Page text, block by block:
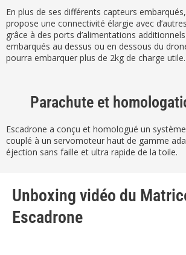
En plus de ses différents capteurs
propose une connectivité élargie avec
grâce à des ports d’alimentations
embarqués au dessus ou en dessous du
pourra embarquer plus de 2kg de charge utile.
Parachute et
Escadrone a conçu et homologué un
couplé à un servomoteur haut de gamme
éjection sans faille et ultra rapide de la toile.
Unboxing vidéo du
Escadrone